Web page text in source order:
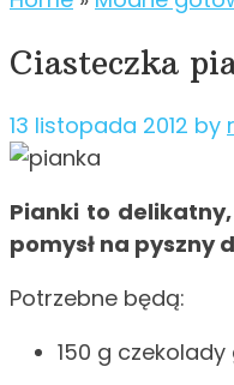
Ciasteczka
13 listopada 2012 by
Pianki to
pomysł na pyszny
Potrzebne będą:
150 g czekolady